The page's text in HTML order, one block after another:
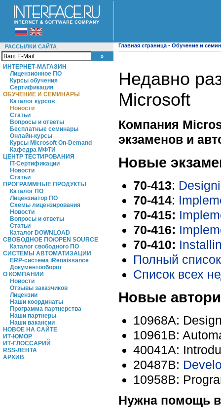
РАССЫЛКИ САЙТА
ИНТЕРНЕТ-МАГАЗИН
Лицензионное ПО
Курсы обучения
Сертификация
ОБУЧЕНИЕ И СЕМИНАРЫ
Каталог курсов
Новости
Статьи
Вопросы и ответы
Бесплатные семинары
Онлайн-курсы
Курсы Microsoft On-Demand
Кафедра МФТИ
ЦЕНТР ТЕСТИРОВАНИЯ
IT-Сертификации
Новости
Статьи
ПРОГРАММНЫЕ ПРОДУКТЫ
Каталог ПО
Лицензиатор ПО
Схемы лицензирования
Новости
Вопросы и ответы
Статьи
Каталог DOWNLOAD
СВОБОДНОЕ ПО/OPEN SOURCE
Каталог свободного ПО
СИСТЕМЫ АВТОМАТИЗАЦИИ
ERP-система iRenaissance
Документооборот
О КОМПАНИИ
Новости
Отзывы заказчиков
Лицензии
Наши координаты
Программа партнерства
Наши партнеры
Наши вакансии
НОВОЕ НА САЙТЕ
ИТ-ЮМОР
ИТ-ГЛОССАРИЙ
RSS-ЛЕНТА
АРХИВ
Главная страница - Обучение и
Недавно
Microsoft
Компания
экзаменов и
Новые
70-413:
70-414:
70-415:
70-416:
70-410:
Полный
Список всех
Новые
10968A:
10961B:
40041A:
20487B:
10958B:
Нужна помощь в